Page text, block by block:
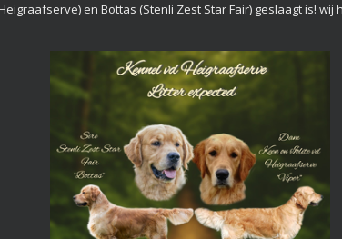
en Bottas (Stenli Zest Star Fair) geslaagt is!